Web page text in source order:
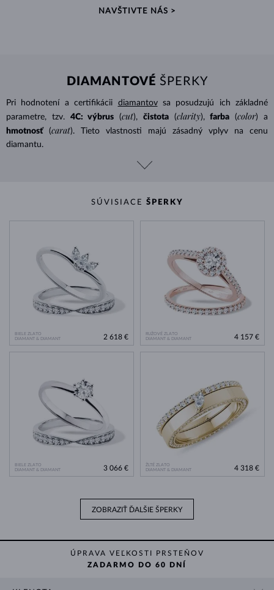
NAVŠTIVTE NÁS >
DIAMANTOVÉ ŠPERKY
Pri hodnotení a certifikácii diamantovsa posudzujú ich základné
parametre, tzv.
4C: výbrus (cut), čistota (clarity), farba (color) a
hmotnosť
(carat). Tieto vlastnosti majú zásadný vplyv na cenu
diamantu.
SÚVISIACE ŠPERKY
BIELE ZLATO
DIAMANT & DIAMANT
2 618 €
RUŽOVÉ ZLATO
DIAMANT & DIAMANT
4 157 €
BIELE ZLATO
DIAMANT & DIAMANT
3 066 €
ŽLTÉ ZLATO
DIAMANT & DIAMANT
4 318 €
ZOBRAZIŤ ĎALŠIE ŠPERKY
ÚPRAVA VEĽKOSTI PRSTEŇOV
ZADARMO DO 60 DNÍ